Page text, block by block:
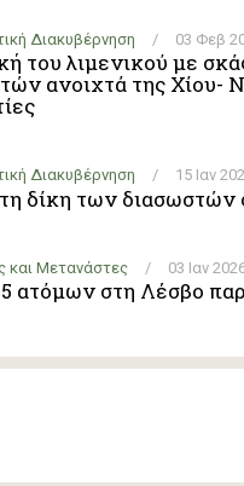
Διακυβέρνηση / 03 Φεβ
του λιμενικού με
ανοιχτά της Χίου-
Διακυβέρνηση / 15 Ιαν
δίκη των διασωστών
και Μετανάστες / 03 Ιαν
ατόμων στη Λέσβο